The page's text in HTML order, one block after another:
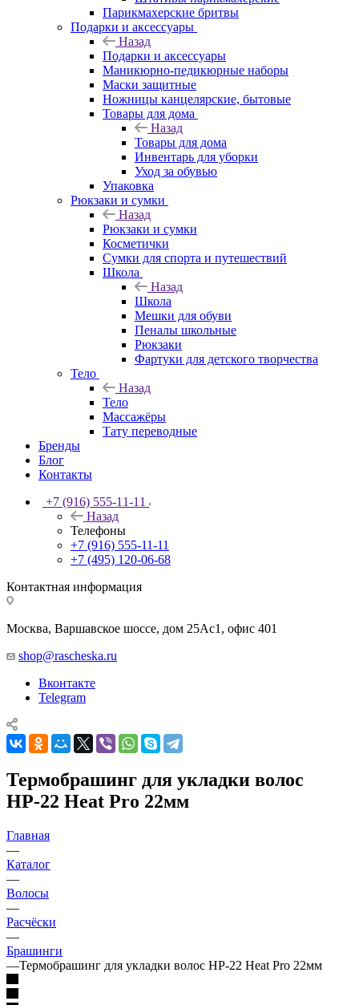
Парикмахерские бритвы
Подарки и аксессуары
Назад
Подарки и аксессуары
Маникюрно-педикюрные наборы
Маски защитные
Ножницы канцелярские, бытовые
Товары для дома
Назад
Товары для дома
Инвентарь для уборки
Уход за обувью
Упаковка
Рюкзаки и сумки
Назад
Рюкзаки и сумки
Косметички
Сумки для спорта и путешествий
Школа
Назад
Школа
Мешки для обуви
Пеналы школьные
Рюкзаки
Фартуки для детского творчества
Тело
Назад
Тело
Массажёры
Тату переводные
Бренды
Блог
Контакты
+7 (916) 555-11-11
Назад
Телефоны
+7 (916) 555-11-11
+7 (495) 120-06-68
Контактная информация
Москва, Варшавское шоссе, дом 25Аc1, офис 401
shop@rascheska.ru
Вконтакте
Telegram
Термобрашинг для укладки волос
НР-22 Heat Pro 22мм
Главная
—
Каталог
—
Волосы
—
Расчёски
—
Брашинги
—Термобрашинг для укладки волос НР-22 Heat Pro 22мм